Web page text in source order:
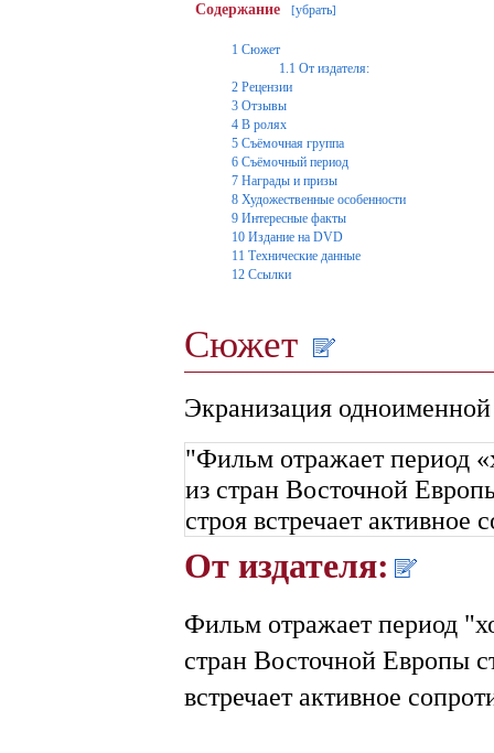
Содержание [убрать]
1 Сюжет
1.1 От издателя:
2 Рецензии
3 Отзывы
4 В ролях
5 Съёмочная группа
6 Съёмочный период
7 Награды и призы
8 Художественные особенности
9 Интересные факты
10 Издание на DVD
11 Технические данные
12 Ссылки
Сюжет
Экранизация
"Фильм отражает период
из стран Восточной
строя встречает
От издателя:
Фильм отражает период
стран Восточной Европы
встречает активное